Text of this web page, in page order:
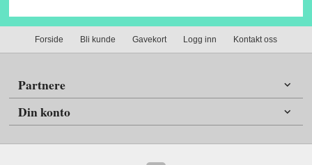
Forside Bli kunde Gavekort Logg inn Kontakt oss
Partnere
Din konto